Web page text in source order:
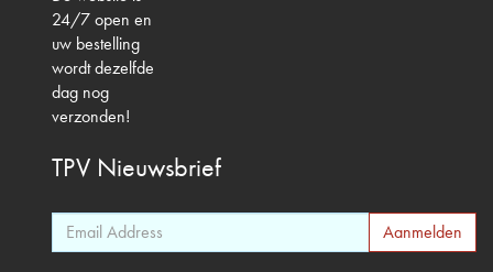
24/7 open en
uw bestelling
wordt dezelfde
dag nog
verzonden!
TPV Nieuwsbrief